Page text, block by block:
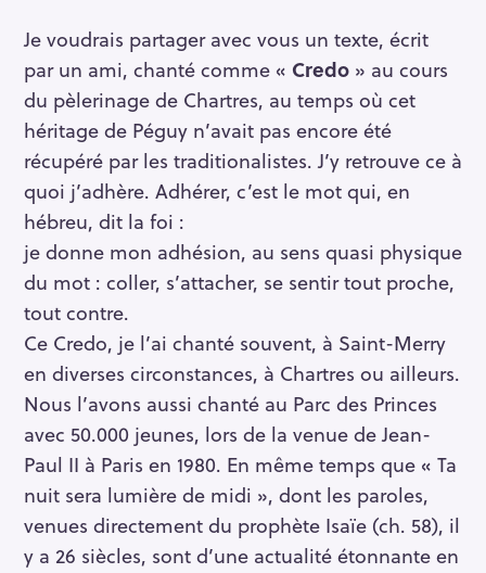
Je voudrais partager avec vous un texte, écrit
par un ami, chanté comme « Credo » au cours
du pèlerinage de Chartres, au temps où cet
héritage de Péguy n’avait pas encore été
récupéré par les traditionalistes. J’y retrouve ce à
quoi j’adhère. Adhérer, c’est le mot qui, en
hébreu, dit la foi :
je donne mon adhésion, au sens quasi physique
du mot : coller, s’attacher, se sentir tout proche,
tout contre.
Ce Credo, je l’ai chanté souvent, à Saint-Merry
en diverses circonstances, à Chartres ou ailleurs.
Nous l’avons aussi chanté au Parc des Princes
avec 50.000 jeunes, lors de la venue de Jean-
Paul II à Paris en 1980. En même temps que « Ta
nuit sera lumière de midi », dont les paroles,
venues directement du prophète Isaïe (ch. 58), il
y a 26 siècles, sont d’une actualité étonnante en